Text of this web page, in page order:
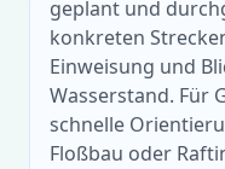
geplant und
konkreten
Einweisung und
Wasserstand. Für
schnelle
Floßbau oder